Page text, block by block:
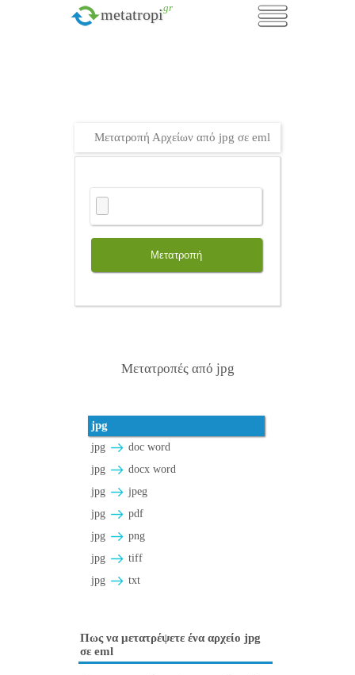
metatropi.gr
Μετατροπή Αρχείων από jpg σε eml
Μετατροπή
Μετατροπές από jpg
jpg
jpg
doc word
jpg
docx word
jpg
jpeg
jpg
pdf
jpg
png
jpg
tiff
jpg
txt
Πως να μετατρέψετε ένα αρχείο jpg
σε eml